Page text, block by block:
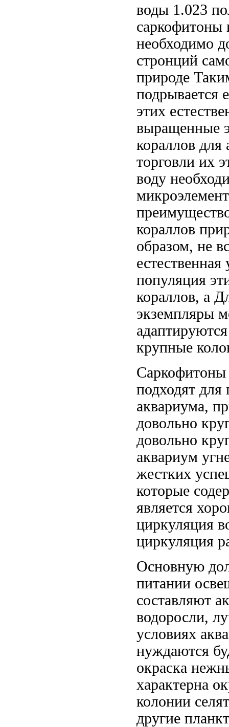
воды 1.023
саркофитоны
необходимо
стронций
природе
подрывается
этих
выращенные
кораллов для
торговли их
воду
кораллов
образом, не
естественная
популяция
кораллов, а
экземпляры
крупные
подходят для
аквариума,
довольно
довольно
аквариум
жестких
которые
является
циркуляция
циркуляция
Основную
питании
составляют
водоросли,
условиях
нуждаются
окраска
характерна
колонии
другие